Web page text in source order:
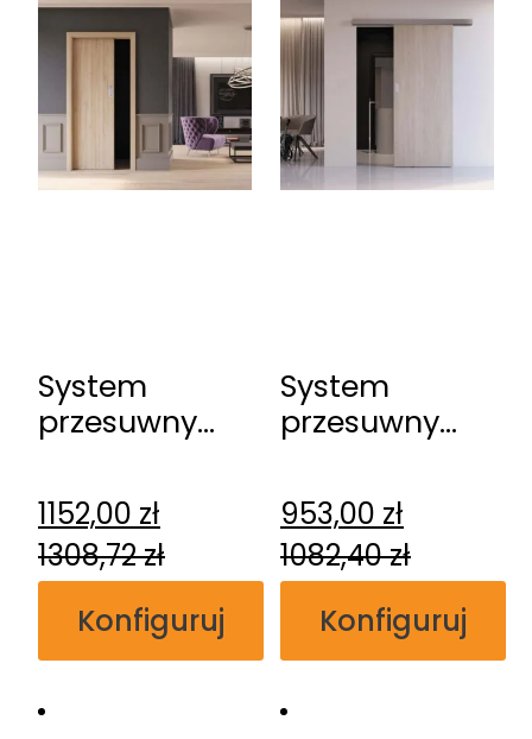
System
przesuwny
ościeżnicowy
1152,00 zł
1308,72zł
Konfiguruj
System
przesuwny
naścienny
Spazio CD
953,00 zł
1082,40zł
Konfiguruj